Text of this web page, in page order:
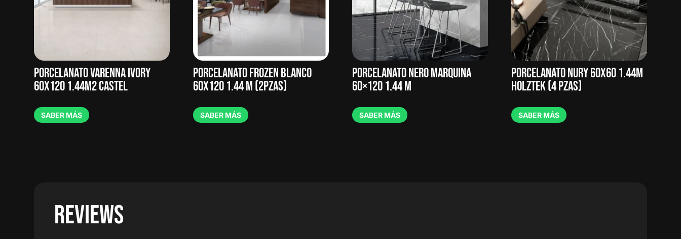
PORCELANATO VARENNA IVORY
60X120 1.44M2 CASTEL
SABER MÁS
PORCELANATO FROZEN BLANCO
60X120 1.44 M (2PZAS)
SABER MÁS
PORCELANATO NERO MARQUINA
60×120 1.44 M
SABER MÁS
PORCELANATO NURY 60X60 1.44M
HOLZTEK (4 PZAS)
SABER MÁS
REVIEWS